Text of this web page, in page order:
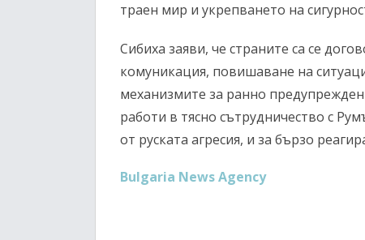
траен мир и укрепването на
Сибиха заяви, че страните са се
комуникация, повишаване на
механизмите за ранно
работи в тясно сътрудничество с
от руската агресия, и за бързо
Bulgaria News Agency